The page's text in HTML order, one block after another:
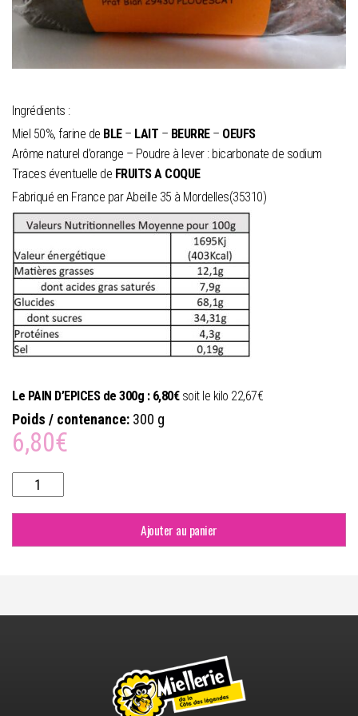
Ingrédients :
Miel 50%, farine de BLE– LAIT – BEURRE– OEUFS
Arôme naturel d’orange – Poudre à lever : bicarbonate de sodium
Traces éventuelle de FRUITS A COQUE
Fabriqué en France par Abeille 35 à Mordelles(35310)
Le PAIN D’EPICES de 300g : 6,80€soit le kilo 22,67€
Poids / contenance: 300 g
6,80€
à
Ajouter au panier